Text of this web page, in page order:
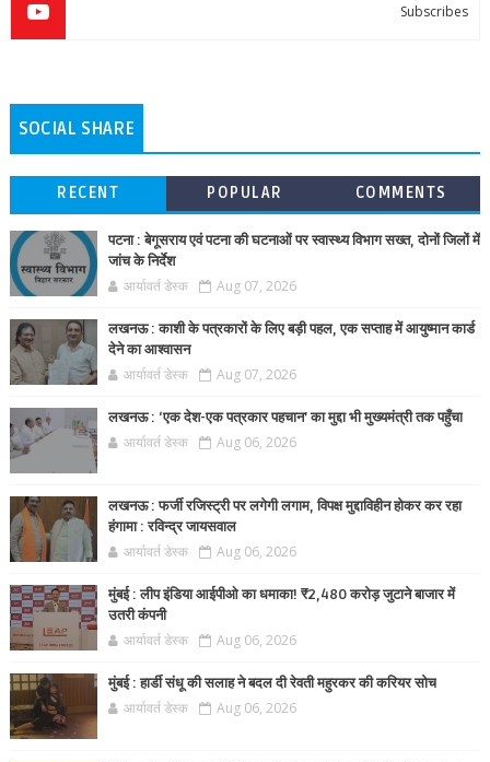
Subscribes
SOCIAL SHARE
RECENT POPULAR COMMENTS
पटना : बेगूसराय एवं पटना की घटनाओं पर स्वास्थ्य विभाग सख्त, दोनों जिलों में
जांच के निर्देश
आर्यावर्त डेस्क Aug 07, 2026
लखनऊ : काशी के पत्रकारों के लिए बड़ी पहल, एक सप्ताह में आयुष्मान कार्ड
देने का आश्वासन
आर्यावर्त डेस्क Aug 07, 2026
लखनऊ : ‘एक देश-एक पत्रकार पहचान’ का मुद्दा भी मुख्यमंत्री तक पहुँचा
आर्यावर्त डेस्क Aug 06, 2026
लखनऊ : फर्जी रजिस्ट्री पर लगेगी लगाम, विपक्ष मुद्दाविहीन होकर कर रहा
हंगामा : रविन्द्र जायसवाल
आर्यावर्त डेस्क Aug 06, 2026
मुंबई : लीप इंडिया आईपीओ का धमाका! ₹2,480 करोड़ जुटाने बाजार में
उतरी कंपनी
आर्यावर्त डेस्क Aug 06, 2026
मुंबई : हार्डी संधू की सलाह ने बदल दी रेवती महुरकर की करियर सोच
आर्यावर्त डेस्क Aug 06, 2026